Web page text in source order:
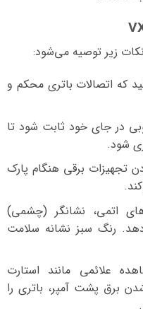
زیر توصیه می‌شود:
که اتصالات باتری محکم و
در جای خود ثابت شود تا
شود.
تجهیزات برقی هنگام پارک
اتمی، نشانگر (چشمی)
رنگ سبز نشانه سلامت
علائمی مانند استارت
برق پشت آمپر، باتری را